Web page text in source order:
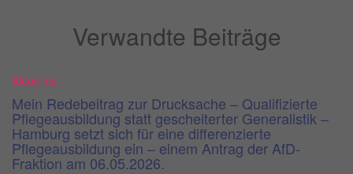
Verwandte Beiträge
Aktuelles
Mein Redebeitrag zur Drucksache – Qualifizierte
Pflegeausbildung statt gescheiterter Generalistik –
Hamburg setzt sich für eine differenzierte
Pflegeausbildung ein – einem Antrag der AfD-
Fraktion am 06.05.2026.